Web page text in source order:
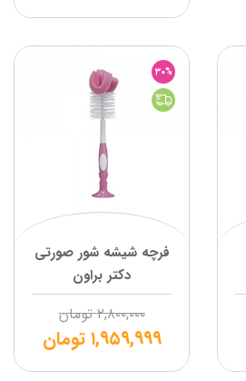
30%
فرچه شیشه شور صورتی
دکتر براون
۲,۸۰۰,۰۰۰ تومان
۱,۹۵۹,۹۹۹ تومان